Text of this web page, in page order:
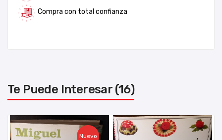
Compra con total confianza
Te Puede Interesar (16)
Nuevo